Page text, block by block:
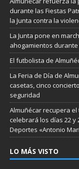
durante las Fiestas
la Junta contra la
La Junta pone en
ahogamientos
El futbolista de
La Feria de Día de
casetas, cinco
seguridad
Almuñécar recupera el
celebrará los días 22 y
Deportes «Antonio
LO MÁS VISTO